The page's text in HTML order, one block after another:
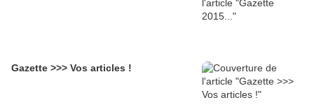
Gazette >>> Vos articles !